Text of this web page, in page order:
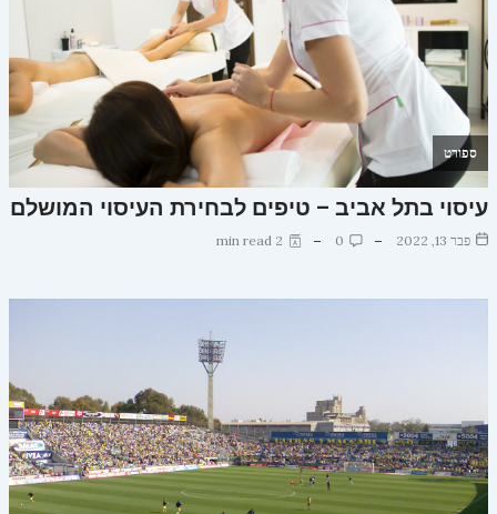
ספורט
עיסוי בתל אביב – טיפים לבחירת העיסוי המושלם
פבר 13, 2022 0
2 min read